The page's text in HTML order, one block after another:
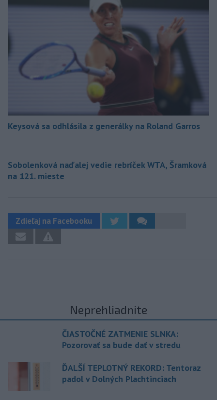
Keysová sa odhlásila z generálky na Roland Garros
Sobolenková naďalej vedie rebríček WTA, Šramková
na 121. mieste
Zdieľaj na Facebooku
Neprehliadnite
ČIASTOČNÉ ZATMENIE SLNKA:
Pozorovať sa bude dať v stredu
ĎALŠÍ TEPLOTNÝ REKORD: Tentoraz
padol v Dolných Plachtinciach